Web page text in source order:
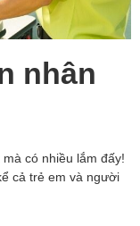
nhân
có nhiều lắm đấy!
cả trẻ em và người